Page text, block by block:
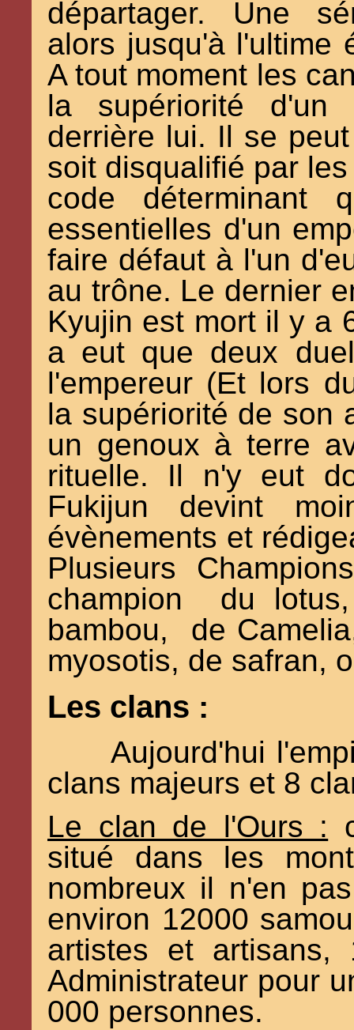
départager. Une
alors jusqu'à l'ultime
A tout moment les
la supériorité d'un
derrière lui. Il se
soit disqualifié par
code déterminant
essentielles d'un
faire défaut à l'un
au trône. Le dernier
Kyujin est mort il y a
a eut que deux
l'empereur (Et lors
la supériorité de son
un genoux à terre
rituelle. Il n'y eut
Fukijun devint
évènements et
Plusieurs
champion du
bambou, de
myosotis, de safran,
Les clans :
Aujourd'hui
clans majeurs et 8
Le clan de l'Ours :
situé dans les
nombreux il n'en
environ 12000
artistes et artisans,
Administrateur pour
000 personnes.